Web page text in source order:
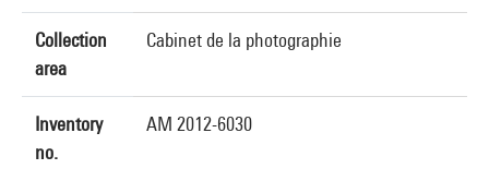
Collection
area
Cabinet de la photographie
Inventory
no.
AM 2012-6030